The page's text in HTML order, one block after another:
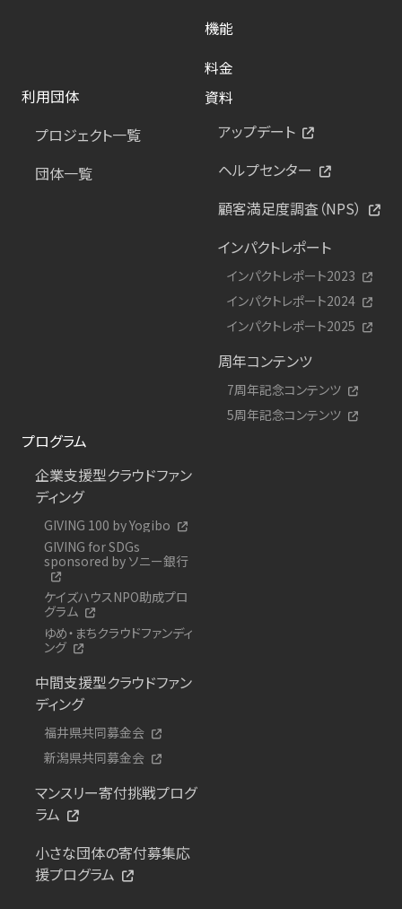
機能
料金
利用団体
プロジェクト一覧
団体一覧
資料
アップデート
ヘルプセンター
顧客満足度調査（NPS）
インパクトレポート
インパクトレポート2023
インパクトレポート2024
インパクトレポート2025
周年コンテンツ
7周年記念コンテンツ
5周年記念コンテンツ
プログラム
企業支援型クラウドファン
ディング
GIVING 100 by Yogibo
GIVING for SDGs
sponsored by ソニー銀行
ケイズハウスNPO助成プロ
グラム
ゆめ・まちクラウドファンディ
ング
中間支援型クラウドファン
ディング
福井県共同募金会
新潟県共同募金会
マンスリー寄付挑戦プログ
ラム
小さな団体の寄付募集応
援プログラム